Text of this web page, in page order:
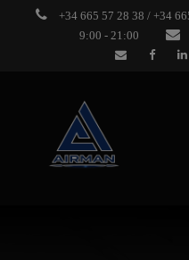
+34 665 57 28 38 / +34
9:00 - 21:00